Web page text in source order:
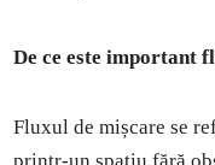
De ce este important
Fluxul de mișcare se